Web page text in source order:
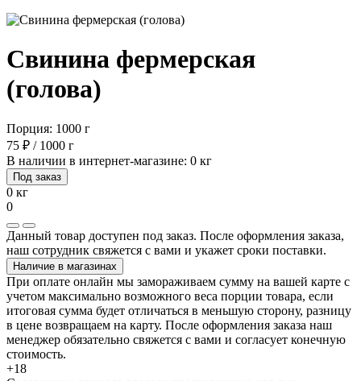
Свинина фермерская
(голова)
Порция: 1000 г
75 ₽ / 1000 г
В наличии в интернет-магазине: 0 кг
Под заказ
0 кг
0
Данный товар доступен под заказ. После оформления заказа,
наш сотрудник свяжется с вами и укажет сроки поставки.
Наличие в магазинах
При оплате онлайн мы замораживаем сумму на вашей карте с
учетом максимально возможного веса порции товара, если
итоговая сумма будет отличаться в меньшую сторону, разницу
в цене возвращаем на карту. После оформления заказа наш
менеджер обязательно свяжется с вами и согласует конечную
стоимость.
+18